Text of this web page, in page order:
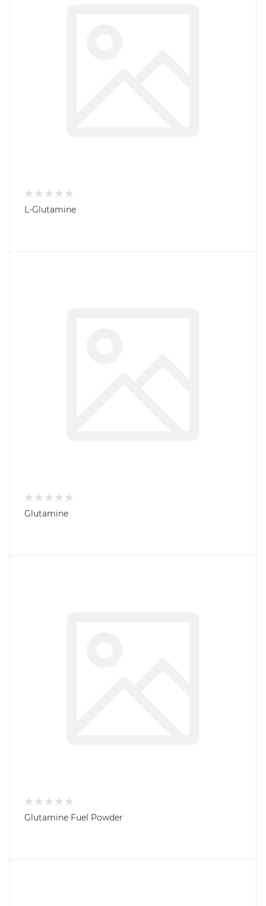
L-Glutamine
Glutamine
Glutamine Fuel Powder